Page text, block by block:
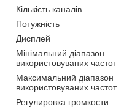
Кількість каналів
Потужність
Дисплей
Мінімальний діапазон
використовуваних частот
Максимальний діапазон
використовуваних частот
Регулировка громкости